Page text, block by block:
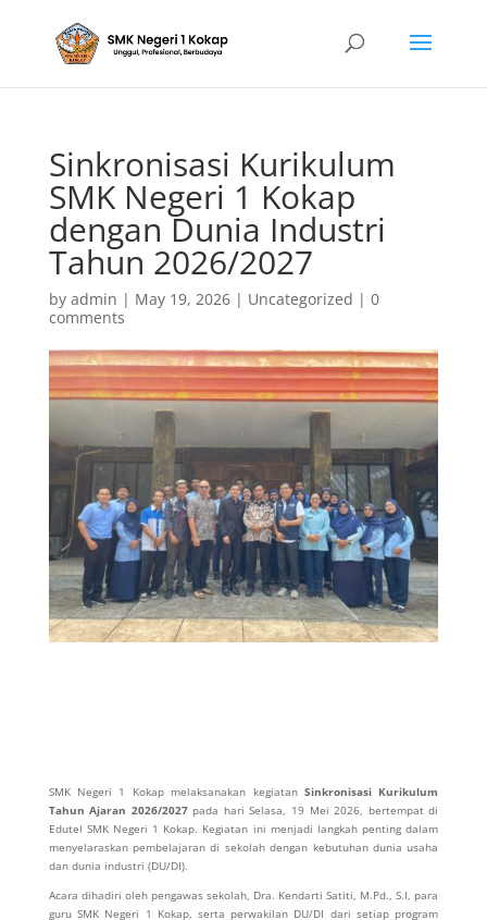
Sinkronisasi Kurikulum
SMK Negeri 1 Kokap
dengan Dunia Industri
Tahun 2026/2027
by admin | May 19, 2026| Uncategorized | 0
comments
SMK Negeri 1 Kokapmelaksanakan kegiatan Sinkronisasi Kurikulum
Tahun Ajaran 2026/2027pada hari Selasa, 19 Mei 2026, bertempat di
Edutel SMK Negeri 1 Kokap. Kegiatan ini menjadi langkah penting dalam
menyelaraskan pembelajaran di sekolah dengan kebutuhan dunia usaha
dan dunia industri (DU/DI).
Acara dihadiri oleh pengawas sekolah, Dra. Kendarti Satiti, M.Pd., S.I , para
guru SMK Negeri 1 Kokap, serta perwakilan DU/DI dari setiap program